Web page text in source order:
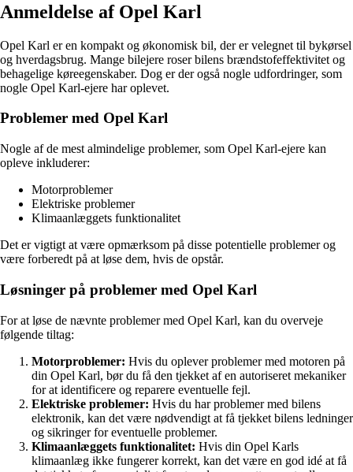
Anmeldelse af Opel Karl
Opel Karl er en kompakt og økonomisk bil, der er velegnet til bykørsel
og hverdagsbrug. Mange bilejere roser bilens brændstofeffektivitet og
behagelige køreegenskaber. Dog er der også nogle udfordringer, som
nogle Opel Karl-ejere har oplevet.
Problemer med Opel Karl
Nogle af de mest almindelige problemer, som Opel Karl-ejere kan
opleve inkluderer:
Motorproblemer
Elektriske problemer
Klimaanlæggets funktionalitet
Det er vigtigt at være opmærksom på disse potentielle problemer og
være forberedt på at løse dem, hvis de opstår.
Løsninger på problemer med Opel Karl
For at løse de nævnte problemer med Opel Karl, kan du overveje
følgende tiltag:
Motorproblemer: Hvis du oplever problemer med motoren på
din Opel Karl, bør du få den tjekket af en autoriseret mekaniker
for at identificere og reparere eventuelle fejl.
Elektriske problemer: Hvis du har problemer med bilens
elektronik, kan det være nødvendigt at få tjekket bilens ledninger
og sikringer for eventuelle problemer.
Klimaanlæggets funktionalitet: Hvis din Opel Karls
klimaanlæg ikke fungerer korrekt, kan det være en god idé at få